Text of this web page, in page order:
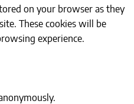
on your browser as they
These cookies will be
experience.